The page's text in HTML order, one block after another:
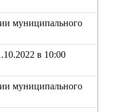
муниципального
в 10:00
муниципального